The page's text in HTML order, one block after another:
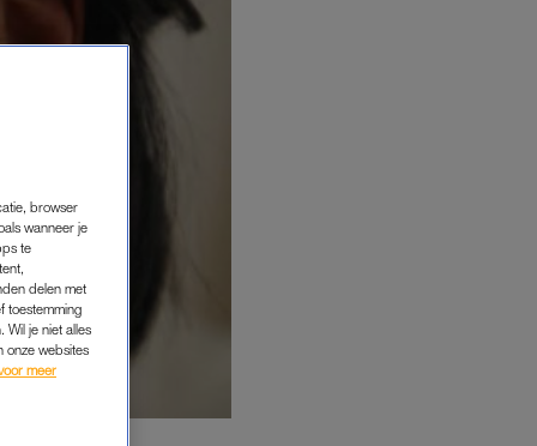
browser
wanneer je
te
delen met
toestemming
Wil je niet alles
onze websites
meer